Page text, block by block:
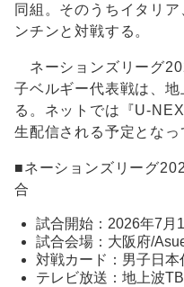
同組。そのうちイタリ
ンチンと対戦する。
ネーションズリーグ
子ベルギー代表戦は、
る。ネットでは『U-
生配信される予定となっ
■ネーションズリーグ
合
試合開始：2026年7月
試合会場：大阪府/
対戦カード：男子日
テレビ放送：地上波